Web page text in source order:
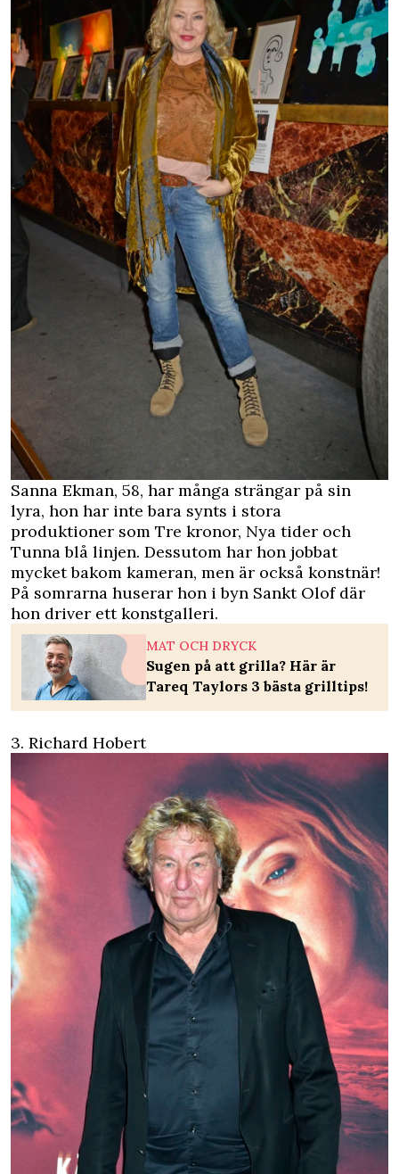
Sanna Ekman, 58, har många strängar på sin
lyra, hon har inte bara synts i stora
produktioner som Tre kronor, Nya tider och
Tunna blå linjen. Dessutom har hon jobbat
mycket bakom kameran, men är också konstnär!
På somrarna huserar hon i byn Sankt Olof där
hon driver ett konstgalleri.
MAT OCH DRYCK
Sugen på att grilla? Här är
Tareq Taylors 3 bästa grilltips!
3. Richard Hobert